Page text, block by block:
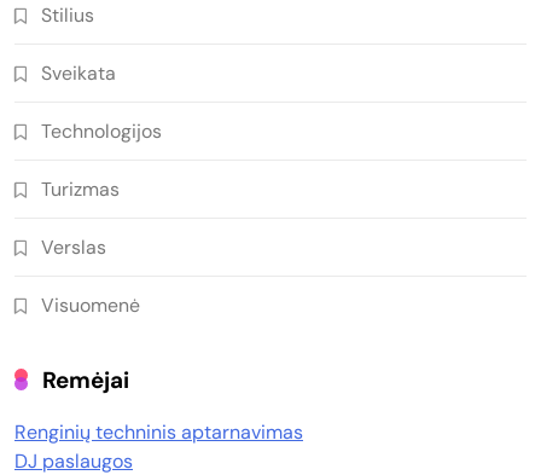
Stilius
Sveikata
Technologijos
Turizmas
Verslas
Visuomenė
Remėjai
Renginių techninis aptarnavimas
DJ paslaugos